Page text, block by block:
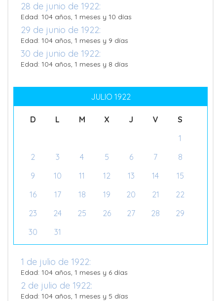
28 de junio de 1922:
Edad: 104 años, 1 meses y 10 días
29 de junio de 1922:
Edad: 104 años, 1 meses y 9 días
30 de junio de 1922:
Edad: 104 años, 1 meses y 8 días
JULIO 1922
D L M X J V
S
1
2
3 4 5 6 7
8
9
10 11 12 13 14
15
16
17 18 19 20 21
22
23
24 25 26 27 28
29
30
31
1 de julio de 1922:
Edad: 104 años, 1 meses y 6 días
2 de julio de 1922:
Edad: 104 años, 1 meses y 5 días